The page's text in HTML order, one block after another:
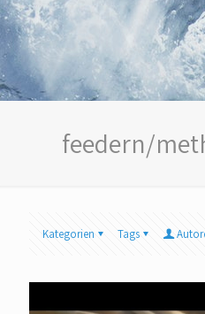
feedern/
Kategorien Tags